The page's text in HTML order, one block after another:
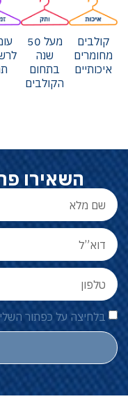
קולבים
מחומרים
איכותיים
מעל 50
שנה
בתחום
הקולבים
השאירו
בלחיצה על כפתור